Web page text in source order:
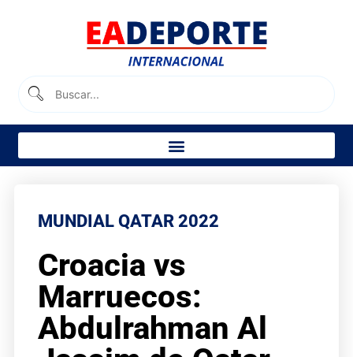
MUNDIAL QATAR 2022
Croacia vs
Marruecos:
Abdulrahman Al